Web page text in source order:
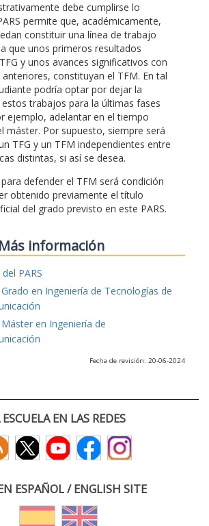
debe cumplirse lo
permite que, académicamente,
constituir una línea de trabajo
que unos primeros resultados
y unos avances significativos con
constituyan el TFM. En tal
podría optar por dejar la
trabajos para la últimas fases
ejemplo, adelantar en el tiempo
máster. Por supuesto, siempre será
TFG y un TFM independientes entre
distintas, si así se desea.
defender el TFM será condición
obtenido previamente el título
del grado previsto en este PARS.
Más información
PARS
Grado en Ingeniería de Tecnologías de
Máster en Ingeniería de
Fecha de revisión: 20-06-2024
EN LAS REDES
ESPAÑOL / ENGLISH SITE